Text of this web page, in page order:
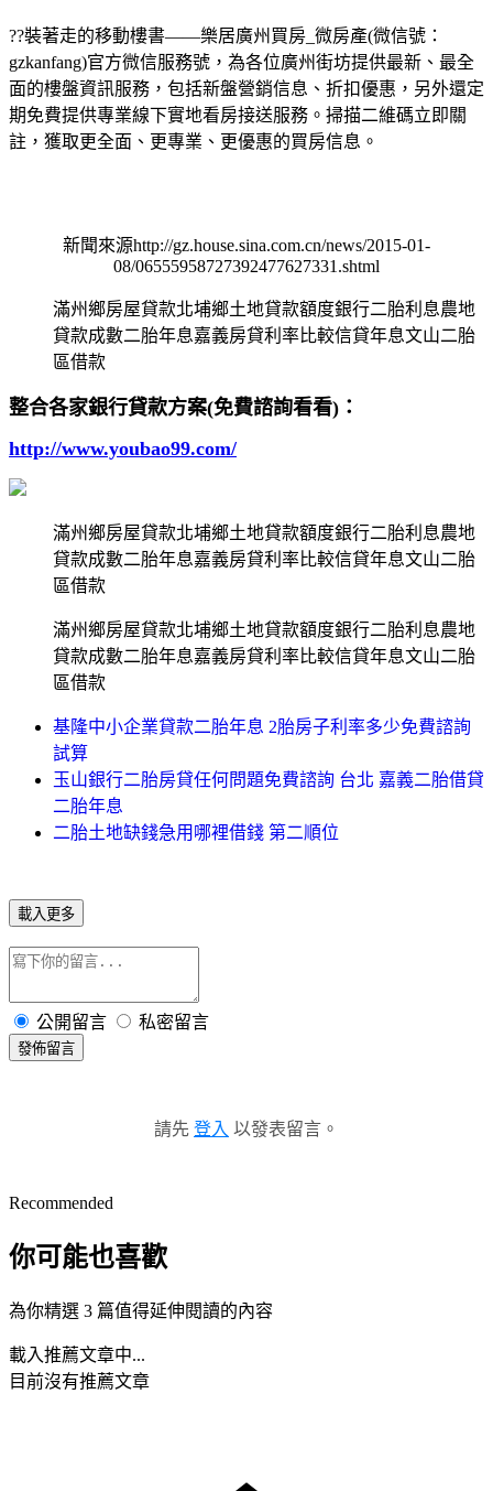
??裝著走的移動樓書——樂居廣州買房_微房產(微信號：
gzkanfang)官方微信服務號，為各位廣州街坊提供最新、最全
面的樓盤資訊服務，包括新盤營銷信息、折扣優惠，另外還定
期免費提供專業線下實地看房接送服務。掃描二維碼立即關
註，獲取更全面、更專業、更優惠的買房信息。
新聞來源http://gz.house.sina.com.cn/news/2015-01-
08/06555958727392477627331.shtml
滿州鄉房屋貸款北埔鄉土地貸款額度銀行二胎利息農地
貸款成數二胎年息嘉義房貸利率比較信貸年息文山二胎
區借款
整合各家銀行貸款方案(免費諮詢看看)：
http://www.youbao99.com/
滿州鄉房屋貸款北埔鄉土地貸款額度銀行二胎利息農地
貸款成數二胎年息嘉義房貸利率比較信貸年息文山二胎
區借款
滿州鄉房屋貸款北埔鄉土地貸款額度銀行二胎利息農地
貸款成數二胎年息嘉義房貸利率比較信貸年息文山二胎
區借款
基隆中小企業貸款二胎年息 2胎房子利率多少免費諮詢
試算
玉山銀行二胎房貸任何問題免費諮詢 台北 嘉義二胎借貸
二胎年息
二胎土地缺錢急用哪裡借錢 第二順位
載入更多
公開留言 私密留言
發佈留言
請先 登入 以發表留言。
Recommended
你可能也喜歡
為你精選 3 篇值得延伸閱讀的內容
載入推薦文章中...
目前沒有推薦文章